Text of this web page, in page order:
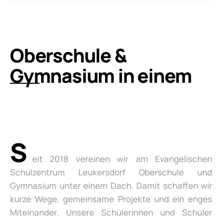
Oberschule &
Gymnasium in einem
S eit 2018 vereinen wir am Evangelischen
Schulzentrum Leukersdorf Oberschule und
Gymnasium unter einem Dach. Damit schaffen wir
kurze Wege, gemeinsame Projekte und ein enges
Miteinander. Unsere Schülerinnen und Schüler